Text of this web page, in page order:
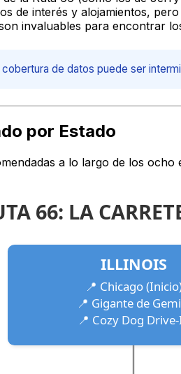
de interés y alojamientos,
invaluables para encontrar
de datos puede ser
por Estado
a lo largo de los
66: LA
ILLINOIS
📍 Chicago
📍 Gigante de
📍 Cozy Dog